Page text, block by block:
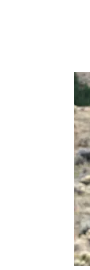
อีกหนึ่งค่ำคืน
บริษัท อีเด็น
5 โรงแรม
งานครั้งนี้ไม่
ความงาม ผ่